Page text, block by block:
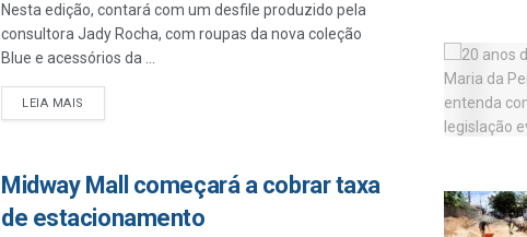
Nesta edição, contará com um desfile produzido pela
consultora Jady Rocha, com roupas da nova coleção
Blue e acessórios da ...
LEIA MAIS
Midway Mall começará a cobrar taxa
de estacionamento